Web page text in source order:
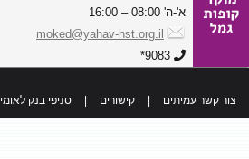
א'-ה' 08:00 – 16:00
moked@yahav-hst.org.il
9083*
צור קשר עמיתים קישורים סניפי בנק לאומי